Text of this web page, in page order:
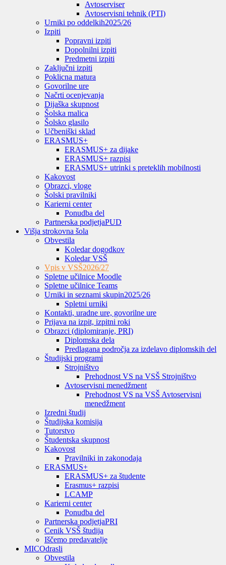
Avtoserviser
Avtoservisni tehnik (PTI)
Urniki po oddelkih2025/26
Izpiti
Popravni izpiti
Dopolnilni izpiti
Predmetni izpiti
Zaključni izpiti
Poklicna matura
Govorilne ure
Načrti ocenjevanja
Dijaška skupnost
Šolska malica
Šolsko glasilo
Učbeniški sklad
ERASMUS+
ERASMUS+ za dijake
ERASMUS+ razpisi
ERASMUS+ utrinki s preteklih mobilnosti
Kakovost
Obrazci, vloge
Šolski pravilniki
Karierni center
Ponudba del
Partnerska podjetjaPUD
Višja strokovna šola
Obvestila
Koledar dogodkov
Koledar VSŠ
Vpis v VSŠ2026/27
Spletne učilnice Moodle
Spletne učilnice Teams
Urniki in seznami skupin2025/26
Spletni urniki
Kontakti, uradne ure, govorilne ure
Prijava na izpit, izpitni roki
Obrazci (diplomiranje, PRI)
Diplomska dela
Predlagana področja za izdelavo diplomskih del
Študijski programi
Strojništvo
Prehodnost VS na VSŠ Strojništvo
Avtoservisni menedžment
Prehodnost VS na VSŠ Avtoservisni
menedžment
Izredni študij
Študijska komisija
Tutorstvo
Študentska skupnost
Kakovost
Pravilniki in zakonodaja
ERASMUS+
ERASMUS+ za študente
Erasmus+ razpisi
LCAMP
Karierni center
Ponudba del
Partnerska podjetjaPRI
Cenik VSŠ študija
Iščemo predavatelje
MICOdrasli
Obvestila